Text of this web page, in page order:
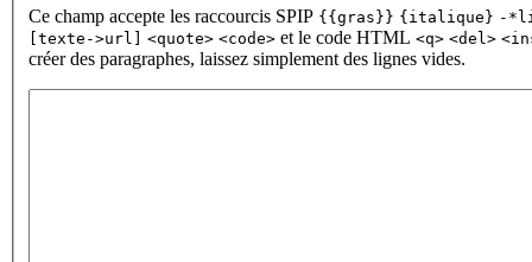
Ce champ accepte les raccourcis SPIP {{gras}} {italique} -
[texte->url]
<quote> <code> et le code HTML <q> <del>
créer des paragraphes, laissez simplement des lignes vides.